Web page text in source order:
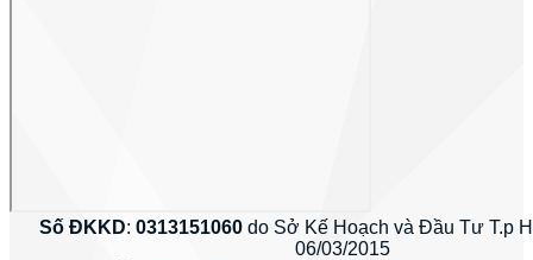
Số ĐKKD:0313151060 do Sở Kế Hoạch và Đầu Tư T.p
06/03/2015